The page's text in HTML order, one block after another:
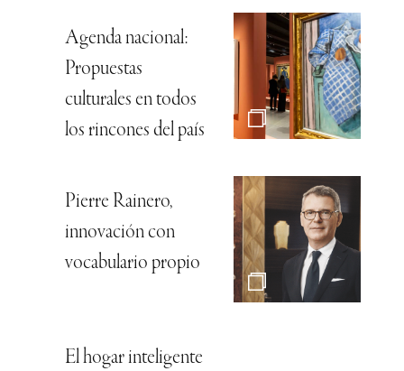
Agenda nacional:
Propuestas
culturales en todos
los rincones del país
Pierre Rainero,
innovación con
vocabulario propio
El hogar inteligente